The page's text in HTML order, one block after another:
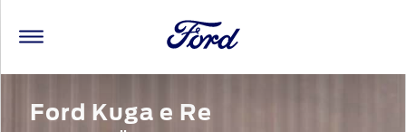
Ford Kuga e Re